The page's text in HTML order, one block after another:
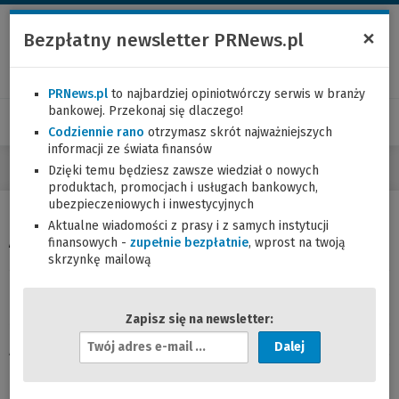
Alior Bank wprowadza doradztwo prawne
Alior Bank to już nie tylko bank, ale też doradztwo prawne,
×
Bezpłatny newsletter PRNews.pl
PRNews.pl to najbardziej opiniotwórczy serwis w branży
bankowej. Przekonaj się dlaczego!
Codziennie rano otrzymasz skrót najważniejszych
informacji ze świata finansów
Dzięki temu będziesz zawsze wiedział o nowych
produktach, promocjach i usługach bankowych,
ubezpieczeniowych i inwestycyjnych
Aktualne wiadomości z prasy i z samych instytucji
finansowych - zupełnie bezpłatnie, wprost na twoją
skrzynkę mailową
Zapisz się na newsletter: